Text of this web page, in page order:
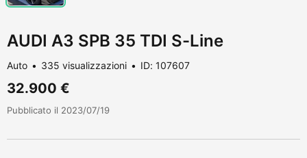
AUDI A3 SPB 35 TDI S-Line
Auto 335 visualizzazioni ID: 107607
32.900 €
Pubblicato il 2023/07/19